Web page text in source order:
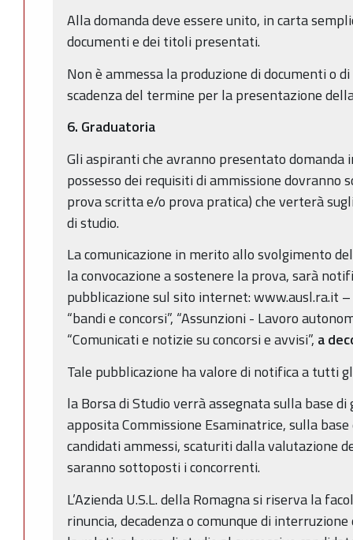
Alla domanda deve essere unito, in carta
documenti e dei titoli presentati.
Non è ammessa la produzione di documenti o
scadenza del termine per la presentazione
6. Graduatoria
Gli aspiranti che avranno presentato domanda
possesso dei requisiti di ammissione dovranno
prova scritta e/o prova pratica) che verterà
di studio.
La comunicazione in merito allo svolgimento
la convocazione a sostenere la prova, sarà
pubblicazione sul sito internet: www.ausl.ra.it
“bandi e concorsi”, “Assunzioni - Lavoro
“Comunicati e notizie su concorsi e avvisi”, a
Tale pubblicazione ha valore di notifica a tutti
la Borsa di Studio verrà assegnata sulla base
apposita Commissione Esaminatrice, sulla
candidati ammessi, scaturiti dalla valutazione
saranno sottoposti i concorrenti.
L’Azienda U.S.L. della Romagna si riserva la
rinuncia, decadenza o comunque di